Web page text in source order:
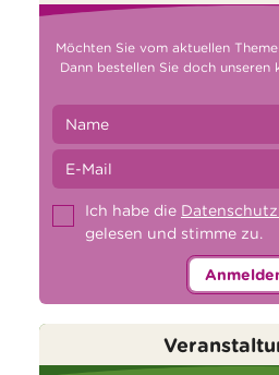
Möchten Sie vom aktuellen
Dann bestellen Sie doch unseren
Ich habe die
gelesen und stimme zu.